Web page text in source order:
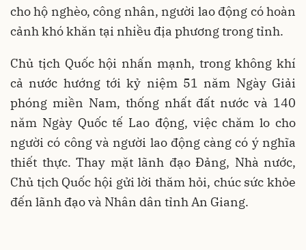
cho hộ nghèo, công nhân, người lao động có hoàn
cảnh khó khăn tại nhiều địa phương trong tỉnh.
Chủ tịch Quốc hội nhấn mạnh, trong không khí
cả nước hướng tới kỷ niệm 51 năm Ngày Giải
phóng miền Nam, thống nhất đất nước và 140
năm Ngày Quốc tế Lao động, việc chăm lo cho
người có công và người lao động càng có ý nghĩa
thiết thực. Thay mặt lãnh đạo Đảng, Nhà nước,
Chủ tịch Quốc hội gửi lời thăm hỏi, chúc sức khỏe
đến lãnh đạo và Nhân dân tỉnh An Giang.